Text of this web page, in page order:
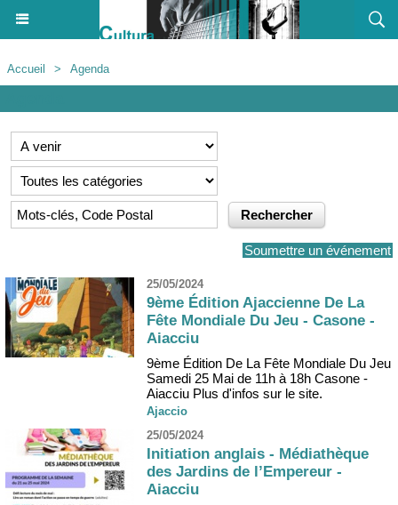
Accueil > Agenda
Soumettre un événement
25/05/2024
9ème Édition Ajaccienne De La
Fête Mondiale Du Jeu - Casone -
Aiacciu
9ème Édition De La Fête Mondiale Du Jeu
Samedi 25 Mai de 11h à 18h Casone -
Aiacciu Plus d'infos sur le site.
Ajaccio
25/05/2024
Initiation anglais - Médiathèque
des Jardins de l’Empereur -
Aiacciu